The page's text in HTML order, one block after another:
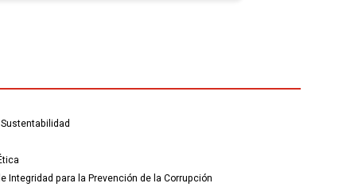
Integridad para la Prevención de la Corrupción